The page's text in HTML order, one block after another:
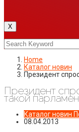
X
Home
Каталог новин
Президент
Президент
такой
Каталог новин
08.04.2013